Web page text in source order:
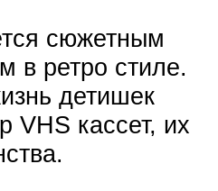
сюжетным
в ретро стиле.
детишек
VHS кассет, их